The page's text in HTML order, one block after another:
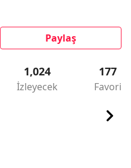
Paylaş
1,024
İzleyecek
177
Favori